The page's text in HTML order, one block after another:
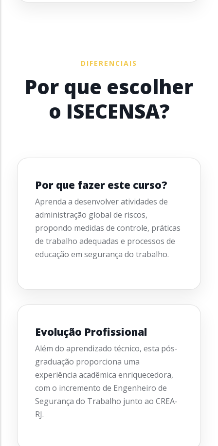
DIFERENCIAIS
Por que escolher
o ISECENSA?
Por que fazer este curso?
Aprenda a desenvolver atividades de
administração global de riscos,
propondo medidas de controle, práticas
de trabalho adequadas e processos de
educação em segurança do trabalho.
Evolução Profissional
Além do aprendizado técnico, esta pós-
graduação proporciona uma
experiência acadêmica enriquecedora,
com o incremento de Engenheiro de
Segurança do Trabalho junto ao CREA-
RJ.